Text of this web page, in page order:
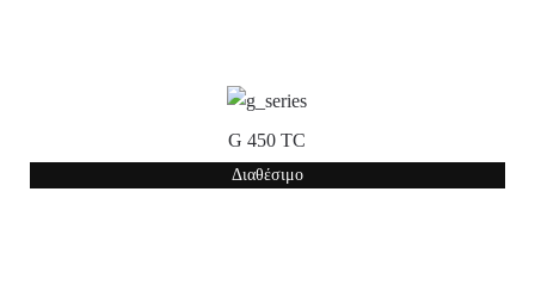
G 450 TC
Διαθέσιμο